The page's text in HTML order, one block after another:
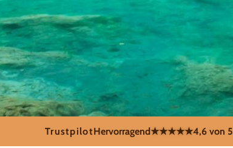
TrustpilotHervorragend★★★★★4,6 von 5